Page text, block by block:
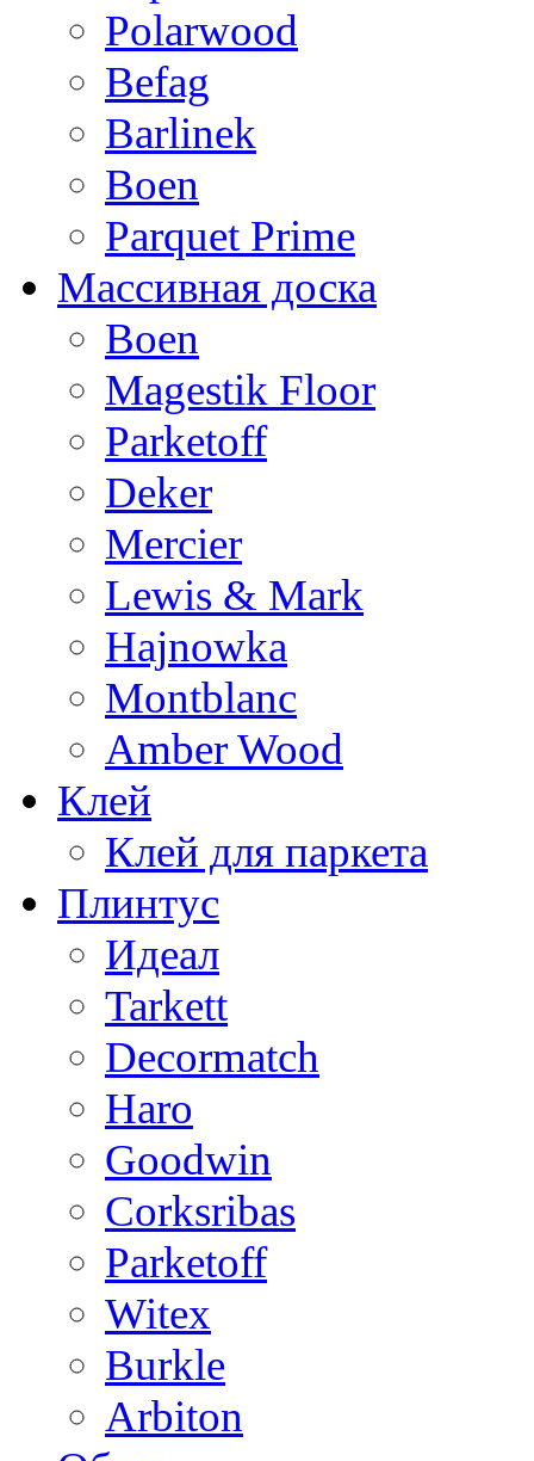
Polarwood
Befag
Barlinek
Boen
Parquet Prime
Массивная доска
Boen
Magestik Floor
Parketoff
Deker
Mercier
Lewis & Mark
Hajnowka
Montblanc
Amber Wood
Клей
Клей для паркета
Плинтус
Идеал
Tarkett
Decormatch
Haro
Goodwin
Corksribas
Parketoff
Witex
Burkle
Arbiton